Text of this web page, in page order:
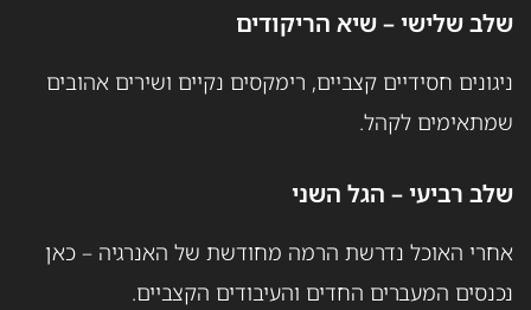
שלב שלישי – שיא הריקודים
ניגונים חסידיים קצביים, רימקסים נקיים ושירים אהובים
שמתאימים לקהל.
שלב רביעי – הגל השני
אחרי האוכל נדרשת הרמה מחודשת של האנרגיה – כאן
נכנסים המעברים החדים והעיבודים הקצביים.